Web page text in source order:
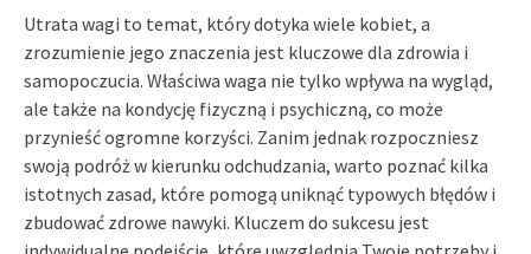
Utrata wagi to temat, który dotyka wiele kobiet, a
zrozumienie jego znaczenia jest kluczowe dla zdrowia i
samopoczucia. Właściwa waga nie tylko wpływa na wygląd,
ale także na kondycję fizyczną i psychiczną, co może
przynieść ogromne korzyści. Zanim jednak rozpoczniesz
swoją podróż w kierunku odchudzania, warto poznać kilka
istotnych zasad, które pomogą uniknąć typowych błędów i
zbudować zdrowe nawyki. Kluczem do sukcesu jest